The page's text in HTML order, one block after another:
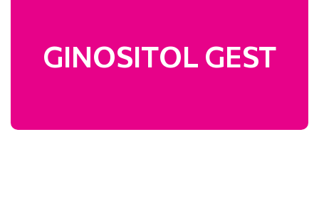
GINOSITOL GEST